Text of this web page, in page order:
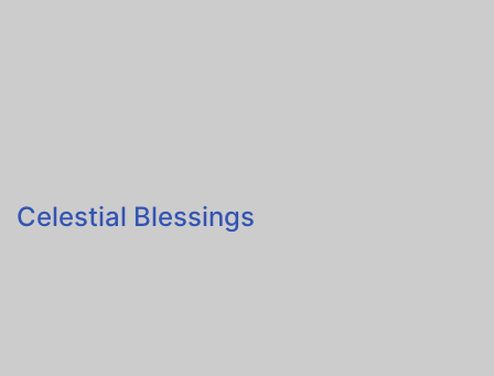
Celestial Blessings